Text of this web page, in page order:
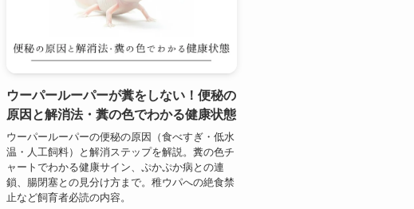
ウーパールーパーが糞をしない！便秘の
原因と解消法・糞の色でわかる健康状態
ウーパールーパーの便秘の原因（食べすぎ・低水
温・人工飼料）と解消ステップを解説。糞の色チ
ャートでわかる健康サイン、ぷかぷか病との連
鎖、腸閉塞との見分け方まで。稚ウパへの絶食禁
止など飼育者必読の内容。